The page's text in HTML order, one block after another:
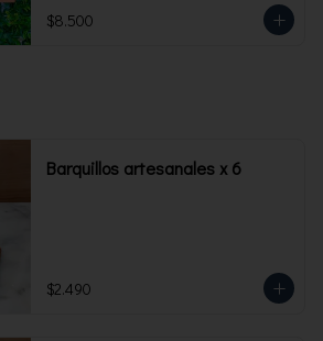
$8.500
Barquillos artesanales x 6
$2.490